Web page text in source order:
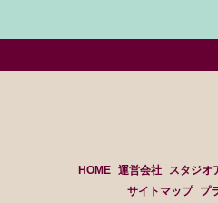
HOME 運営会社 スタジオ
サイトマップ
プ